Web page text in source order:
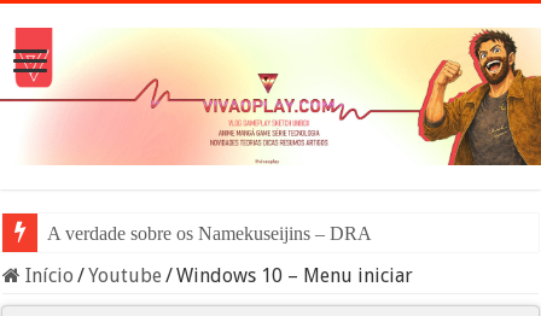
A verdade sobre os Namekuseijins – DRAGON BALL #News
Início /Youtube /Windows 10 – Menu iniciar